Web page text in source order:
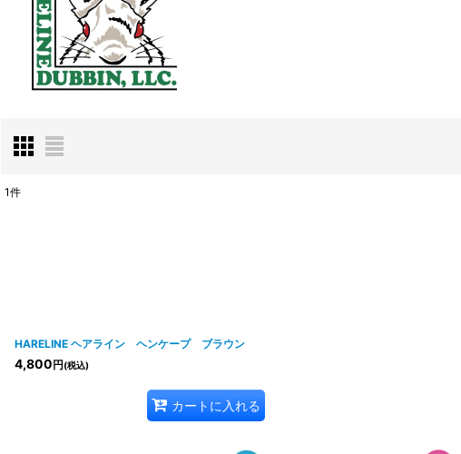
1件
HARELINE ヘアライン ヘンケープ ブラウン
4,800 円 (税込)
カートに入れる